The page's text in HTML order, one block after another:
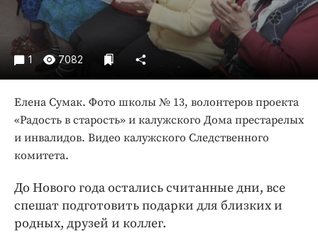
Экономика и бизнес
ПРОЕКТЫ
Блоги
Медиаперсона
Интересное чтиво
Клиника года
Работодатель года
1 7082
Елена Сумак. Фото школы № 13, волонтеров проекта
«Радость в старость» и калужского Дома престарелых
и инвалидов. Видео калужского Следственного
комитета.
До Нового года остались считанные дни, все
спешат подготовить подарки для близких и
родных, друзей и коллег.